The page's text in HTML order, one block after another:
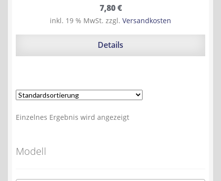
7,80€
inkl. 19 % MwSt. zzgl. Versandkosten
Details
Einzelnes Ergebnis wird angezeigt
Modell